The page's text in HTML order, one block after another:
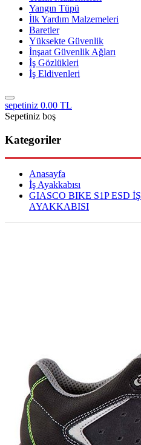
Yangın Tüpü
İlk Yardım Malzemeleri
Baretler
Yüksekte Güvenlik
İnşaat Güvenlik Ağları
İş Gözlükleri
İş Eldivenleri
sepetiniz 0.00 TL
Sepetiniz boş
Kategoriler
Anasayfa
İş Ayakkabısı
GIASCO BIKE S1P ESD İŞ
AYAKKABISI